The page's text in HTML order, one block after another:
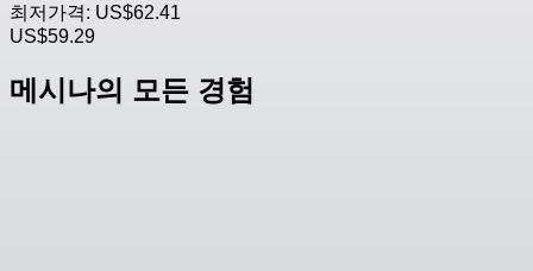
최저가격: US$62.41
US$59.29
메시나의 모든 경험